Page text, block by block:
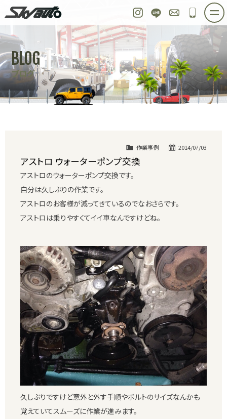
Instagram
LINE お問い合わせ
048-
ホーム 在庫車情報 ご購入プラン
整備作業実例 パーツ販売 買取＆オーダー
店舗紹介 工場紹介 会社概要
スタッフ紹介 求人情報 公式ブログ
BLOG
ブログ
2014/07/03
作業事例
アストロ ウォーターポンプ交換
アストロのウォーターポンプ交換です。
自分は久しぶりの作業です。
アストロのお客様が減ってきているのでなおさらです。
アストロは乗りやすくてイイ車なんですけどね。
久しぶりですけど意外と外す手順やボルトのサイズなんかも
覚えていてスムーズに作業が進みます。